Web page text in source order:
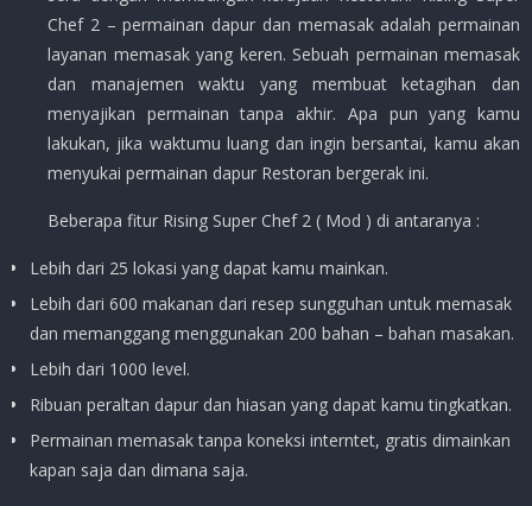
Chef 2 – permainan dapur dan memasak adalah permainan
layanan memasak yang keren. Sebuah permainan memasak
dan manajemen waktu yang membuat ketagihan dan
menyajikan permainan tanpa akhir. Apa pun yang kamu
lakukan, jika waktumu luang dan ingin bersantai, kamu akan
menyukai permainan dapur Restoran bergerak ini.
Beberapa fitur Rising Super Chef 2 ( Mod ) di antaranya :
Lebih dari 25 lokasi yang dapat kamu mainkan.
Lebih dari 600 makanan dari resep sungguhan untuk memasak
dan memanggang menggunakan 200 bahan – bahan masakan.
Lebih dari 1000 level.
Ribuan peraltan dapur dan hiasan yang dapat kamu tingkatkan.
Permainan memasak tanpa koneksi interntet, gratis dimainkan
kapan saja dan dimana saja.